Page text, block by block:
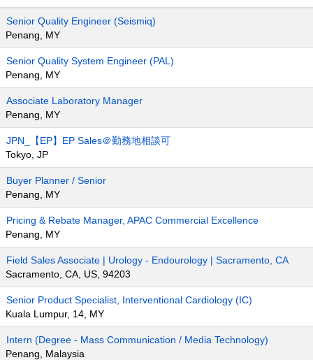
Senior Quality Engineer (Seismiq)
Penang, MY
Senior Quality System Engineer (PAL)
Penang, MY
Associate Laboratory Manager
Penang, MY
JPN_【EP】EP Sales＠勤務地相談可
Tokyo, JP
Buyer Planner / Senior
Penang, MY
Pricing & Rebate Manager, APAC Commercial Excellence
Penang, MY
Field Sales Associate | Urology - Endourology | Sacramento, CA
Sacramento, CA, US, 94203
Senior Product Specialist, Interventional Cardiology (IC)
Kuala Lumpur, 14, MY
Intern (Degree - Mass Communication / Media Technology)
Penang, Malaysia